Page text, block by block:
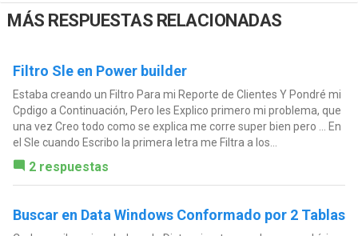
MÁS RESPUESTAS RELACIONADAS
Filtro Sle en Power builder
Estaba creando un Filtro Para mi Reporte de Clientes Y Pondré mi
Cpdigo a Continuación, Pero les Explico primero mi problema, que
una vez Creo todo como se explica me corre super bien pero ... En
el Sle cuando Escribo la primera letra me Filtra a los...
2 respuestas
Buscar en Data Windows Conformado por 2 Tablas